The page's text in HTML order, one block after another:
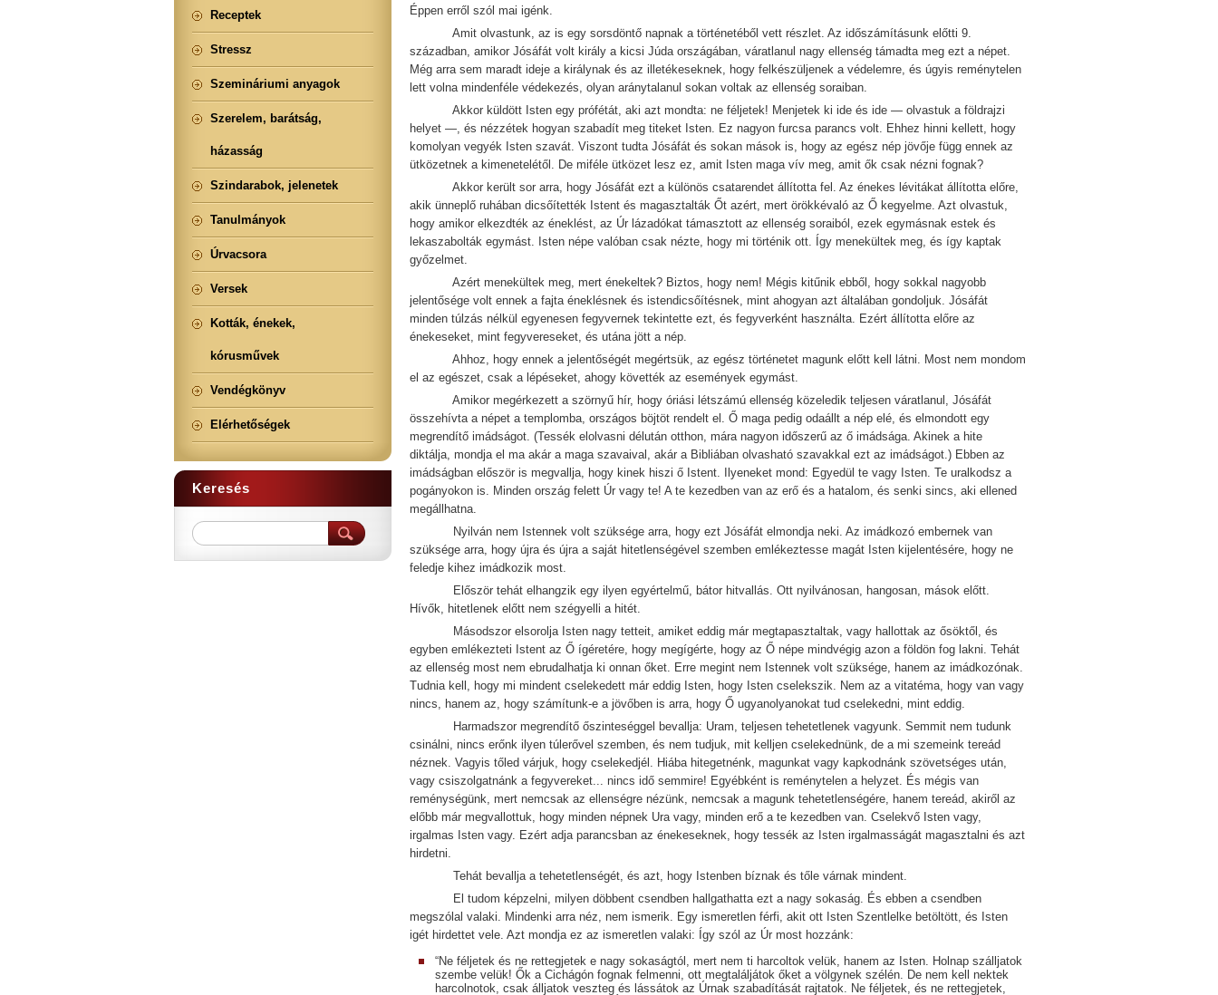
Éppen erről szól mai igénk.
Amit olvastunk, az is egy sorsdöntő napnak a történetéből vett részlet. Az időszámításunk előtti 9.
században, amikor Jósáfát volt király a kicsi Júda országában, váratlanul nagy ellenség támadta meg ezt a népet.
Még arra sem maradt ideje a királynak és az illetékeseknek, hogy felkészüljenek a védelemre, és úgyis reménytelen
lett volna mindenféle védekezés, olyan aránytalanul sokan voltak az ellenség soraiban.
Akkor küldött Isten egy prófétát, aki azt mondta: ne féljetek! Menjetek ki ide és ide — olvastuk a földrajzi
helyet —, és nézzétek hogyan szabadít meg titeket Isten. Ez nagyon furcsa parancs volt. Ehhez hinni kellett, hogy
komolyan vegyék Isten szavát. Viszont tudta Jósáfát és sokan mások is, hogy az egész nép jövője függ ennek az
ütközetnek a kimenetelétől. De miféle ütközet lesz ez, amit Isten maga vív meg, amit ők csak nézni fognak?
Akkor került sor arra, hogy Jósáfát ezt a különös csatarendet állította fel. Az énekes lévitákat állította előre,
akik ünneplő ruhában dicsőítették Istent és magasztalták Őt azért, mert örökkévaló az Ő kegyelme. Azt olvastuk,
hogy amikor elkezdték az éneklést, az Úr lázadókat támasztott az ellenség soraiból, ezek egymásnak estek és
lekaszabolták egymást. Isten népe valóban csak nézte, hogy mi történik ott. Így menekültek meg, és így kaptak
győzelmet.
Azért menekültek meg, mert énekeltek? Biztos, hogy nem! Mégis kitűnik ebből, hogy sokkal nagyobb
jelentősége volt ennek a fajta éneklésnek és istendicsőítésnek, mint ahogyan azt általában gondoljuk. Jósáfát
minden túlzás nélkül egyenesen fegyvernek tekintette ezt, és fegyverként használta. Ezért állította előre az
énekeseket, mint fegyvereseket, és utána jött a nép.
Ahhoz, hogy ennek a jelentőségét megértsük, az egész történetet magunk előtt kell látni. Most nem mondom
el az egészet, csak a lépéseket, ahogy követték az események egymást.
Amikor megérkezett a szörnyű hír, hogy óriási létszámú ellenség közeledik teljesen váratlanul, Jósáfát
összehívta a népet a templomba, országos böjtöt rendelt el. Ő maga pedig odaállt a nép elé, és elmondott egy
megrendítő imádságot. (Tessék elolvasni délután otthon, mára nagyon időszerű az ő imádsága. Akinek a hite
diktálja, mondja el ma akár a maga szavaival, akár a Bibliában olvasható szavakkal ezt az imádságot.) Ebben az
imádságban először is megvallja, hogy kinek hiszi ő Istent. Ilyeneket mond: Egyedül te vagy Isten. Te uralkodsz a
pogányokon is. Minden ország felett Úr vagy te! A te kezedben van az erő és a hatalom, és senki sincs, aki ellened
megállhatna.
Nyilván nem Istennek volt szüksége arra, hogy ezt Jósáfát elmondja neki. Az imádkozó embernek van
szüksége arra, hogy újra és újra a saját hitetlenségével szemben emlékeztesse magát Isten kijelentésére, hogy ne
feledje kihez imádkozik most.
Először tehát elhangzik egy ilyen egyértelmű, bátor hitvallás. Ott nyilvánosan, hangosan, mások előtt.
Hívők, hitetlenek előtt nem szégyelli a hitét.
Másodszor elsorolja Isten nagy tetteit, amiket eddig már megtapasztaltak, vagy hallottak az ősöktől, és
egyben emlékezteti Istent az Ő ígéretére, hogy megígérte, hogy az Ő népe mindvégig azon a földön fog lakni. Tehát
az ellenség most nem ebrudalhatja ki onnan őket. Erre megint nem Istennek volt szüksége, hanem az imádkozónak.
Tudnia kell, hogy mi mindent cselekedett már eddig Isten, hogy Isten cselekszik. Nem az a vitatéma, hogy van vagy
nincs, hanem az, hogy számítunk-e a jövőben is arra, hogy Ő ugyanolyanokat tud cselekedni, mint eddig.
Harmadszor megrendítő őszinteséggel bevallja: Uram, teljesen tehetetlenek vagyunk. Semmit nem tudunk
csinálni, nincs erőnk ilyen túlerővel szemben, és nem tudjuk, mit kelljen cselekednünk, de a mi szemeink tereád
néznek. Vagyis tőled várjuk, hogy cselekedjél. Hiába hitegetnénk, magunkat vagy kapkodnánk szövetséges után,
vagy csiszolgatnánk a fegyvereket... nincs idő semmire! Egyébként is reménytelen a helyzet. És mégis van
reménységünk, mert nemcsak az ellenségre nézünk, nemcsak a magunk tehetetlenségére, hanem tereád, akiről az
előbb már megvallottuk, hogy minden népnek Ura vagy, minden erő a te kezedben van. Cselekvő Isten vagy,
irgalmas Isten vagy. Ezért adja parancsban az énekeseknek, hogy tessék az Isten irgalmasságát magasztalni és azt
hirdetni.
Tehát bevallja a tehetetlenségét, és azt, hogy Istenben bíznak és tőle várnak mindent.
El tudom képzelni, milyen döbbent csendben hallgathatta ezt a nagy sokaság. És ebben a csendben
megszólal valaki. Mindenki arra néz, nem ismerik. Egy ismeretlen férfi, akit ott Isten Szentlelke betöltött, és Isten
igét hirdettet vele. Azt mondja ez az ismeretlen valaki: Így szól az Úr most hozzánk:
“Ne féljetek és ne rettegjetek e nagy sokaságtól, mert nem ti harcoltok velük, hanem az Isten. Holnap szálljatok
szembe velük! Ők a Cichágón fognak felmenni, ott megtaláljátok őket a völgynek szélén. De nem kell nektek
harcolnotok, csak álljatok veszteg és lássátok az Úrnak szabadítását rajtatok. Ne féljetek, és ne rettegjetek,
Receptek
Stressz
Szemináriumi anyagok
Szerelem, barátság,
házasság
Szindarabok, jelenetek
Tanulmányok
Úrvacsora
Versek
Kották, énekek,
kórusművek
Vendégkönyv
Elérhetőségek
Keresés